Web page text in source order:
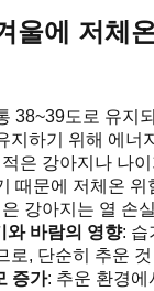
울에 저체
38~39도로 유지
지하기 위해 에너
은 강아지나 나
때문에 저체온 위
강아지는 열 손
와 바람의 영향: 습
로, 단순히 추운 것
증가: 추운 환경에